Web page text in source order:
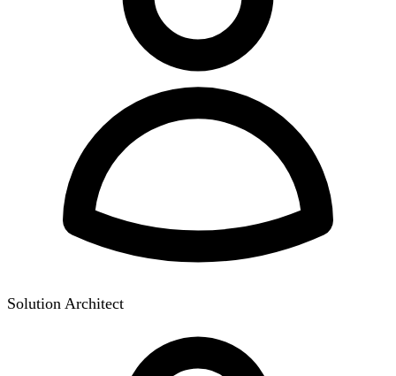
Solution Architect